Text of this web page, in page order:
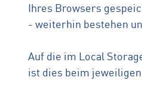
Ihres Browsers
- weiterhin bestehen
Auf die im Local
ist dies beim